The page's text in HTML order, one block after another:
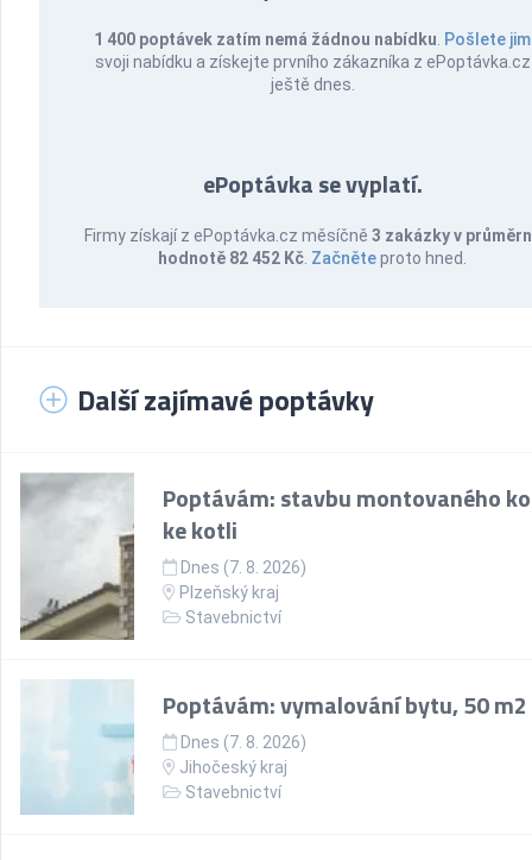
1 400 poptávek zatím nemá žádnou nabídku Pošlete jim
svoji nabídku a získejte prvního zákazníka z ePoptávka.cz
ještě dnes.
ePoptávka se vyplatí.
Firmy získají z ePoptávka.cz měsíčně 3 zakázky v
hodnotě 82 452 Kč Začněteproto hned.
Další zajímavé poptávky
Poptávám: stavbu montovaného
ke kotli
Dnes (7. 8. 2026)
Plzeňský kraj
Stavebnictví
Poptávám: vymalování bytu, 50 m2
Dnes (7. 8. 2026)
Jihočeský kraj
Stavebnictví